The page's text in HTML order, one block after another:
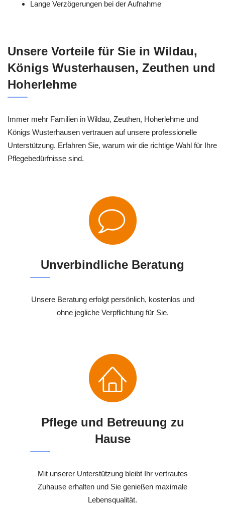
Lange Verzögerungen bei der Aufnahme
Unsere Vorteile für Sie in Wildau,
Königs Wusterhausen, Zeuthen und
Hoherlehme
Immer mehr Familien in Wildau, Zeuthen, Hoherlehme und
Königs Wusterhausen vertrauen auf unsere professionelle
Unterstützung. Erfahren Sie, warum wir die richtige Wahl für Ihre
Pflegebedürfnisse sind.
Unverbindliche Beratung
Unsere Beratung erfolgt persönlich, kostenlos und
ohne jegliche Verpflichtung für Sie.
Pflege und Betreuung zu
Hause
Mit unserer Unterstützung bleibt Ihr vertrautes
Zuhause erhalten und Sie genießen maximale
Lebensqualität.